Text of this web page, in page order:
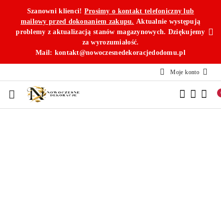
Przejdź do treści głównej
Przejdź do wyszukiwarki
Przejdź do moje konto
Przejdź do menu głównego
Przejdź do opisu produktu
Przejdź do stopki
Szanowni klienci! Prosimy o kontakt telefoniczny lub
mailowy przed dokonaniem zakupu. Aktualnie występują
problemy z aktualizacją stanów magazynowych. Dziękujemy
za wyrozumiałość.
Mail: kontakt@nowoczesnedekoracjedodomu.pl
Moje konto